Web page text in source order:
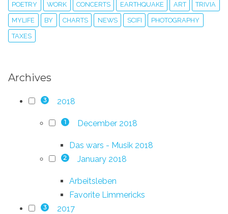
POETRY WORK CONCERTS EARTHQUAKE ART TRIVIA
MYLIFE BY CHARTS NEWS SCIFI PHOTOGRAPHY
TAXES
Archives
3 2018
1 December 2018
Das wars - Musik 2018
2 January 2018
Arbeitsleben
Favorite Limmericks
3 2017